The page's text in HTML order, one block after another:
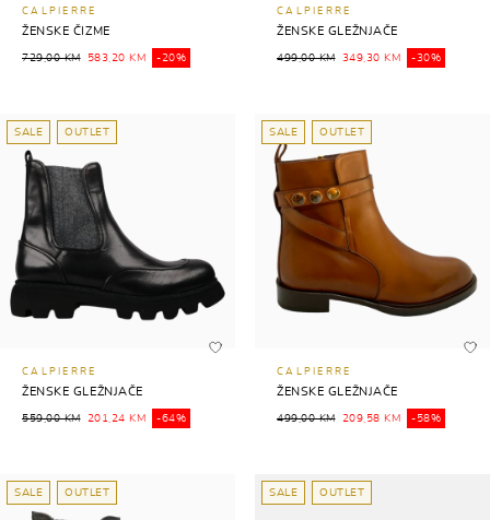
CALPIERRE
ŽENSKE ČIZME
729,00 KM 583,20 KM -20%
CALPIERRE
ŽENSKE GLEŽNJAČE
499,00 KM 349,30 KM -30%
SALE OUTLET
CALPIERRE
ŽENSKE GLEŽNJAČE
559,00 KM 201,24 KM -64%
SALE OUTLET
CALPIERRE
ŽENSKE GLEŽNJAČE
499,00 KM 209,58 KM -58%
SALE OUTLET SALE OUTLET